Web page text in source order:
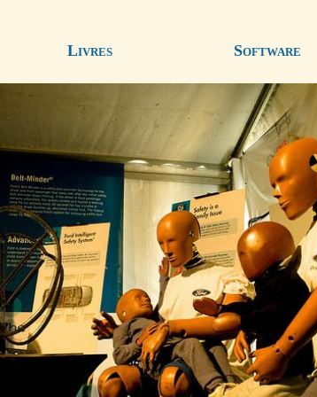
Livres Software